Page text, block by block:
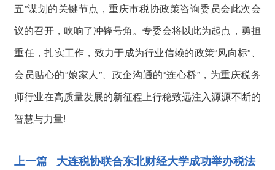
五”谋划的关键节点，重庆市税协政策咨询委员会此次会
议的召开，吹响了冲锋号角。专委会将以此为起点，勇担
重任，扎实工作，致力于成为行业信赖的政策“风向标”、
会员贴心的“娘家人”、政企沟通的“连心桥”，为重庆税务
师行业在高质量发展的新征程上行稳致远注入源源不断的
智慧与力量!
上一篇 大连税协联合东北财经大学成功举办税法